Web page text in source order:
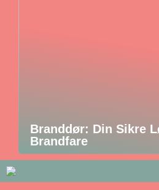
Branddør: Din Sikre
Brandfare